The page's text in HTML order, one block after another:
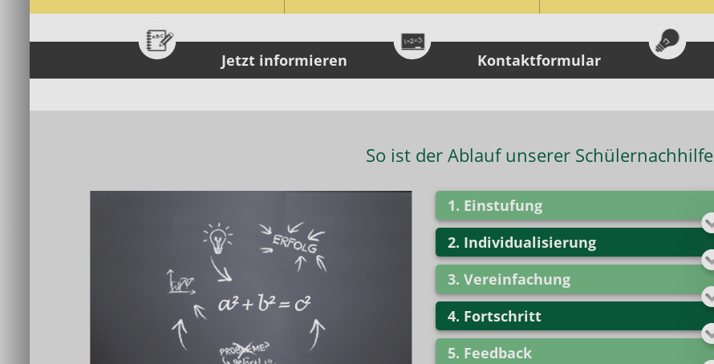
Jetzt informieren Kontaktformular
So ist der Ablauf unserer Schülernachhilfe
Einstufung
Individualisierung
Vereinfachung
Fortschritt
Feedback